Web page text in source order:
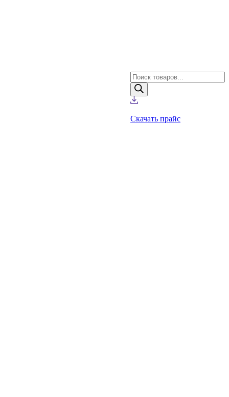
Поиск
товаров
Скачать прайс